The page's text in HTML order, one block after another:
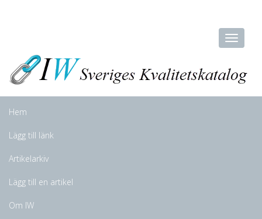
Hem
Lägg till länk
Artikelarkiv
Lägg till en artikel
Om IW